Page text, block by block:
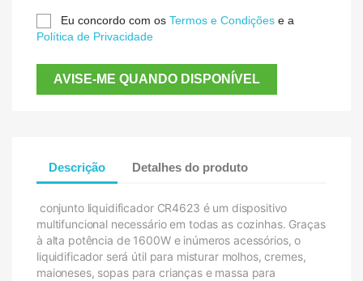
Eu concordo com os Termos e Condições e a
Política de Privacidade
AVISE-ME QUANDO DISPONÍVEL
Descrição Detalhes do produto
conjunto liquidificador CR4623 é um dispositivo
multifuncional necessário em todas as cozinhas. Graças
à alta potência de 1600W e inúmeros acessórios, o
liquidificador será útil para misturar molhos, cremes,
maioneses, sopas para crianças e massa para